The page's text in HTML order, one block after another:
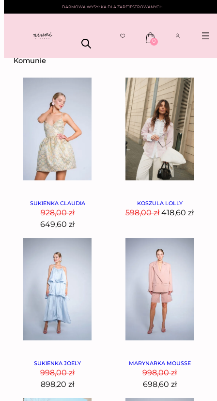
DARMOWA WYSYŁKA DLA ZAREJESTROWANYCH
0
Komunie
SUKIENKA CLAUDIA
928,00zł
649,60 zł
KOSZULA LOLLY
598,00zł 418,60 zł
SUKIENKA JOELY
998,00zł
898,20 zł
MARYNARKA MOUSSE
998,00zł
698,60 zł